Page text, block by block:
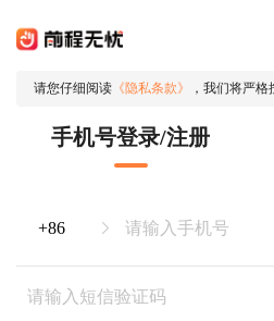
请您仔细阅读 《隐私条款》 ，我们将严格
手机号登录/注册